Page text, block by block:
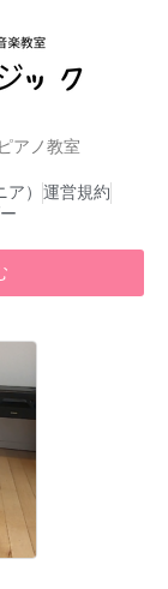
アノ教室
） 運営規約